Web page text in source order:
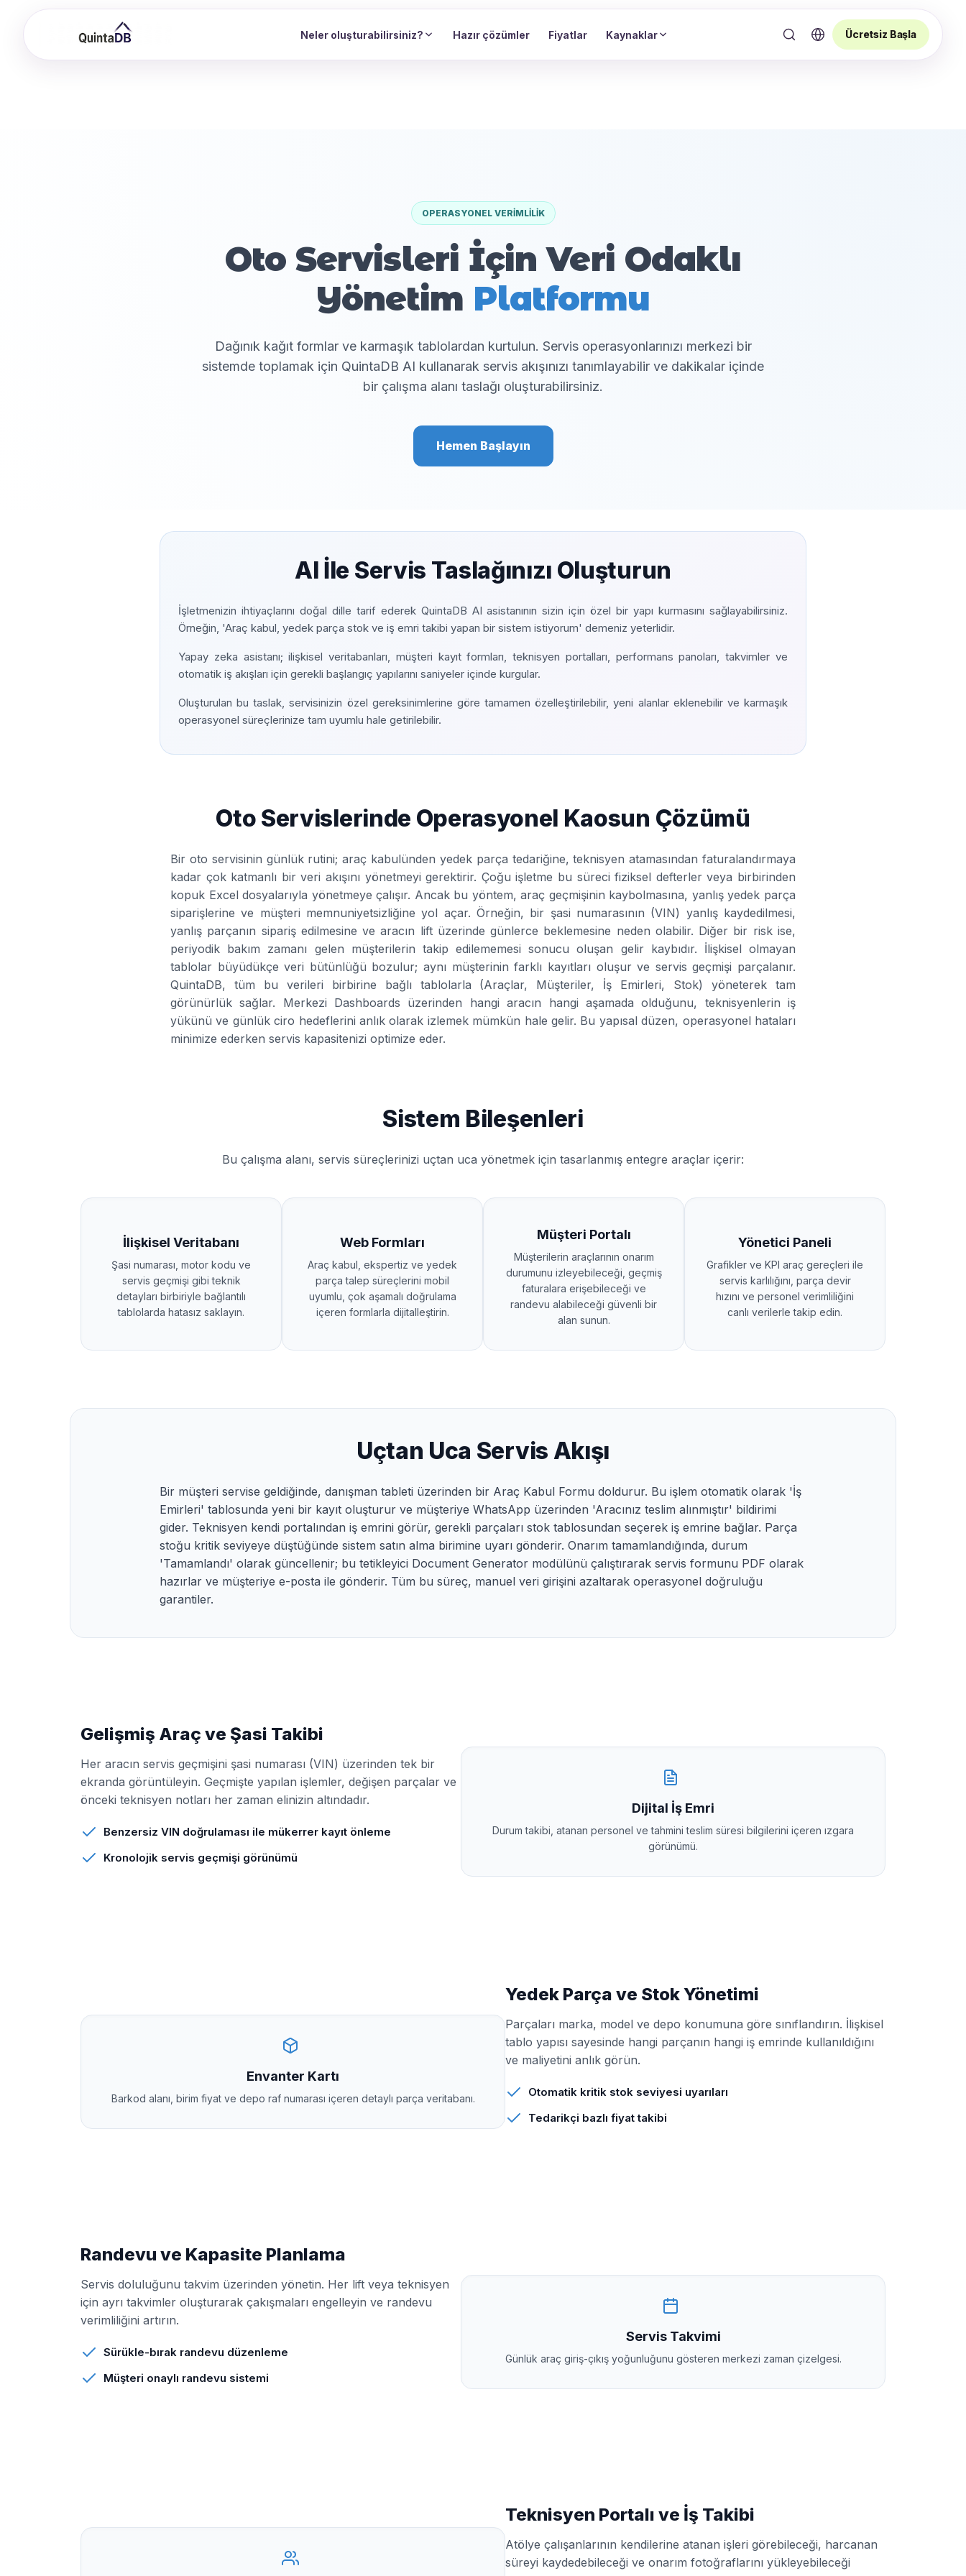
Neler oluşturabilirsiniz? Hazır çözümler Fiyatlar Kaynaklar Ücretsiz Başla
OPERASYONEL VERIMLILIK
Oto Servisleri İçin Veri Odaklı
Yönetim Platformu
Dağınık kağıt formlar ve karmaşık tablolardan kurtulun. Servis operasyonlarınızı merkezi bir
sistemde toplamak için QuintaDB AI kullanarak servis akışınızı tanımlayabilir ve dakikalar içinde
bir çalışma alanı taslağı oluşturabilirsiniz.
Hemen Başlayın
AI İle Servis Taslağınızı Oluşturun
İşletmenizin ihtiyaçlarını doğal dille tarif ederek QuintaDB AI asistanının sizin için özel bir yapı kurmasını sağlayabilirsiniz.
Örneğin, 'Araç kabul, yedek parça stok ve iş emri takibi yapan bir sistem istiyorum' demeniz yeterlidir.
Yapay zeka asistanı; ilişkisel veritabanları, müşteri kayıt formları, teknisyen portalları, performans panoları, takvimler ve
otomatik iş akışları için gerekli başlangıç yapılarını saniyeler içinde kurgular.
Oluşturulan bu taslak, servisinizin özel gereksinimlerine göre tamamen özelleştirilebilir, yeni alanlar eklenebilir ve karmaşık
operasyonel süreçlerinize tam uyumlu hale getirilebilir.
Oto Servislerinde Operasyonel Kaosun Çözümü
Bir oto servisinin günlük rutini; araç kabulünden yedek parça tedariğine, teknisyen atamasından faturalandırmaya
kadar çok katmanlı bir veri akışını yönetmeyi gerektirir. Çoğu işletme bu süreci fiziksel defterler veya birbirinden
kopuk Excel dosyalarıyla yönetmeye çalışır. Ancak bu yöntem, araç geçmişinin kaybolmasına, yanlış yedek parça
siparişlerine ve müşteri memnuniyetsizliğine yol açar. Örneğin, bir şasi numarasının (VIN) yanlış kaydedilmesi,
yanlış parçanın sipariş edilmesine ve aracın lift üzerinde günlerce beklemesine neden olabilir. Diğer bir risk ise,
periyodik bakım zamanı gelen müşterilerin takip edilememesi sonucu oluşan gelir kaybıdır. İlişkisel olmayan
tablolar büyüdükçe veri bütünlüğü bozulur; aynı müşterinin farklı kayıtları oluşur ve servis geçmişi parçalanır.
QuintaDB, tüm bu verileri birbirine bağlı tablolarla (Araçlar, Müşteriler, İş Emirleri, Stok) yöneterek tam
görünürlük sağlar. Merkezi Dashboards üzerinden hangi aracın hangi aşamada olduğunu, teknisyenlerin iş
yükünü ve günlük ciro hedeflerini anlık olarak izlemek mümkün hale gelir. Bu yapısal düzen, operasyonel hataları
minimize ederken servis kapasitenizi optimize eder.
Sistem Bileşenleri
Bu çalışma alanı, servis süreçlerinizi uçtan uca yönetmek için tasarlanmış entegre araçlar içerir:
İlişkisel Veritabanı
Şasi numarası, motor kodu ve
servis geçmişi gibi teknik
detayları birbiriyle bağlantılı
tablolarda hatasız saklayın.
Web Formları
Araç kabul, ekspertiz ve yedek
parça talep süreçlerini mobil
uyumlu, çok aşamalı doğrulama
içeren formlarla dijitalleştirin.
Müşteri Portalı
Müşterilerin araçlarının onarım
durumunu izleyebileceği, geçmiş
faturalara erişebileceği ve
randevu alabileceği güvenli bir
alan sunun.
Yönetici Paneli
Grafikler ve KPI araç gereçleri ile
servis karlılığını, parça devir
hızını ve personel verimliliğini
canlı verilerle takip edin.
Uçtan Uca Servis Akışı
Bir müşteri servise geldiğinde, danışman tableti üzerinden bir Araç Kabul Formu doldurur. Bu işlem otomatik olarak 'İş
Emirleri' tablosunda yeni bir kayıt oluşturur ve müşteriye WhatsApp üzerinden 'Aracınız teslim alınmıştır' bildirimi
gider. Teknisyen kendi portalından iş emrini görür, gerekli parçaları stok tablosundan seçerek iş emrine bağlar. Parça
stoğu kritik seviyeye düştüğünde sistem satın alma birimine uyarı gönderir. Onarım tamamlandığında, durum
'Tamamlandı' olarak güncellenir; bu tetikleyici Document Generator modülünü çalıştırarak servis formunu PDF olarak
hazırlar ve müşteriye e-posta ile gönderir. Tüm bu süreç, manuel veri girişini azaltarak operasyonel doğruluğu
garantiler.
Gelişmiş Araç ve Şasi Takibi
Her aracın servis geçmişini şasi numarası (VIN) üzerinden tek bir
ekranda görüntüleyin. Geçmişte yapılan işlemler, değişen parçalar ve
önceki teknisyen notları her zaman elinizin altındadır.
Benzersiz VIN doğrulaması ile mükerrer kayıt önleme
Kronolojik servis geçmişi görünümü
Dijital İş Emri
Durum takibi, atanan personel ve tahmini teslim süresi bilgilerini içeren ızgara
görünümü.
Yedek Parça ve Stok Yönetimi
Parçaları marka, model ve depo konumuna göre sınıflandırın. İlişkisel
tablo yapısı sayesinde hangi parçanın hangi iş emrinde kullanıldığını
ve maliyetini anlık görün.
Otomatik kritik stok seviyesi uyarıları
Tedarikçi bazlı fiyat takibi
Envanter Kartı
Barkod alanı, birim fiyat ve depo raf numarası içeren detaylı parça veritabanı.
Randevu ve Kapasite Planlama
Servis doluluğunu takvim üzerinden yönetin. Her lift veya teknisyen
için ayrı takvimler oluşturarak çakışmaları engelleyin ve randevu
verimliliğini artırın.
Sürükle-bırak randevu düzenleme
Müşteri onaylı randevu sistemi
Servis Takvimi
Günlük araç giriş-çıkış yoğunluğunu gösteren merkezi zaman çizelgesi.
Teknisyen Portalı ve İş Takibi
Atölye çalışanlarının kendilerine atanan işleri görebileceği, harcanan
süreyi kaydedebileceği ve onarım fotoğraflarını yükleyebileceği